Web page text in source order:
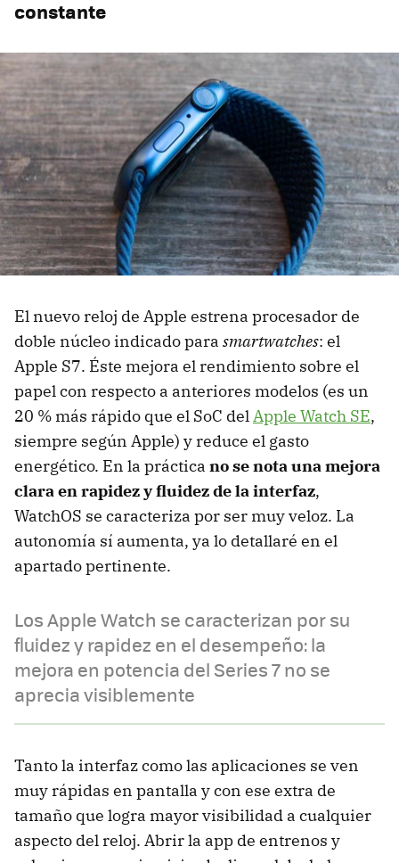
constante
El nuevo reloj de Apple estrena procesador de
doble núcleo indicado para smartwatches: el
Apple S7. Éste mejora el rendimiento sobre el
papel con respecto a anteriores modelos (es un
20 % más rápido que el SoC delApple Watch SE,
siempre según Apple) y reduce el gasto
energético. En la práctica no se nota una mejora
clara en rapidez y fluidez de la interfaz,
WatchOS se caracteriza por ser muy veloz. La
autonomía sí aumenta, ya lo detallaré en el
apartado pertinente.
Los Apple Watch se caracterizan por su
fluidez y rapidez en el desempeño: la
mejora en potencia del Series 7 no se
aprecia visiblemente
Tanto la interfaz como las aplicaciones se ven
muy rápidas en pantalla y con ese extra de
tamaño que logra mayor visibilidad a cualquier
aspecto del reloj. Abrir la app de entrenos y